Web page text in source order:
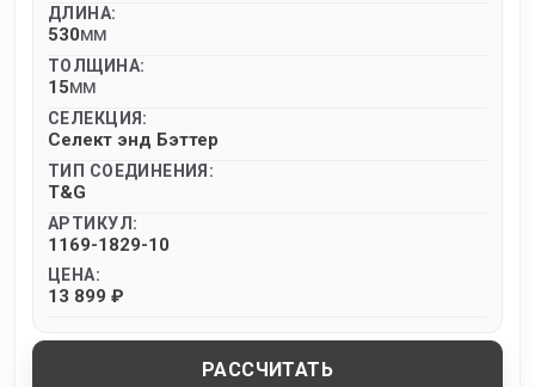
ДЛИНА:
530MM
ТОЛЩИНА:
15MM
СЕЛЕКЦИЯ:
Селект энд Бэттер
ТИП СОЕДИНЕНИЯ:
T&G
АРТИКУЛ:
1169-1829-10
ЦЕНА:
13 899 ₽
РАССЧИТАТЬ